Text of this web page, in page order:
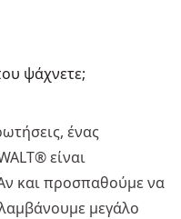
ψάχνετε;
ένας
είναι
και προσπαθούμε να
μεγάλο